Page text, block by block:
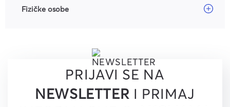
Fizičke osobe
PRIJAVI SE NA
NEWSLETTER I PRIMAJ